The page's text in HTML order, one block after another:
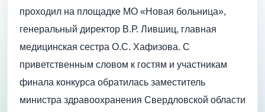
проходил на площадке МО «Новая больница»,
генеральный директор В.Р. Лившиц, главная
медицинская сестра О.С. Хафизова. С
приветственным словом к гостям и участникам
финала конкурса обратилась заместитель
министра здравоохранения Свердловской области